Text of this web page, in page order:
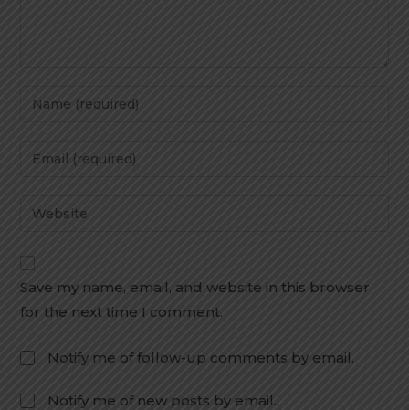
Save my name, email, and website in this browser
for the next time I comment.
Notify me of follow-up comments by email.
Notify me of new posts by email.